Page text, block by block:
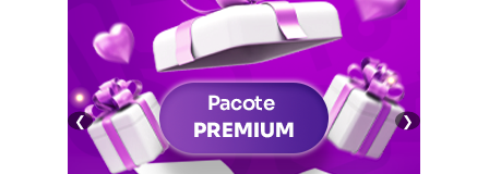
❮ ❯